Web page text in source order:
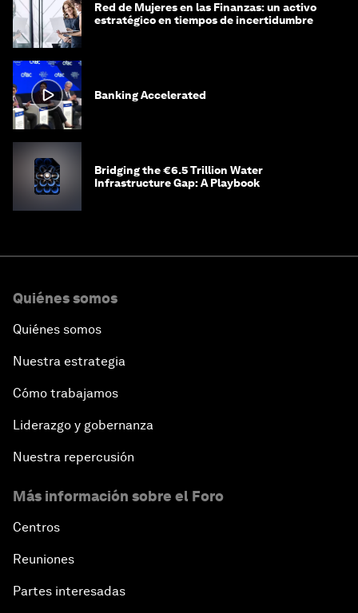
Red de Mujeres en las Finanzas: un activo
estratégico en tiempos de incertidumbre
Banking Accelerated
Bridging the €6.5 Trillion Water
Infrastructure Gap: A Playbook
Quiénes somos
Quiénes somos
Nuestra estrategia
Cómo trabajamos
Liderazgo y gobernanza
Nuestra repercusión
Más información sobre el Foro
Centros
Reuniones
Partes interesadas